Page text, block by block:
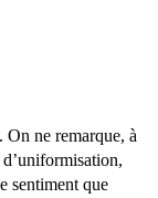
On ne remarque, à
sentiment que